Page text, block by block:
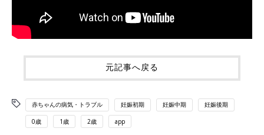
元記事へ戻る
赤ちゃんの病気・トラブル 妊娠初期 妊娠中期 妊娠後期
0歳 1歳 2歳 app